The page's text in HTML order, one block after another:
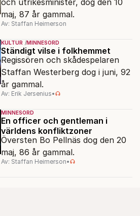
maj, 87 år gammal.
Av: Staffan Heimerson
KULTUR MINNESORD
Ständigt vilse i folkhemmet
Regissören och skådespelaren
Staffan Westerberg dog i juni, 92
år gammal.
Av: Erik Jersenius•
MINNESORD
En officer och gentleman i
världens konfliktzoner
Översten Bo Pellnäs dog den 20
maj, 86 år gammal.
Av: Staffan Heimerson•